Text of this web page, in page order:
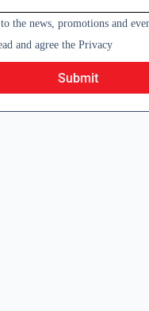
the news, promotions and
and agree the Privacy
Submit